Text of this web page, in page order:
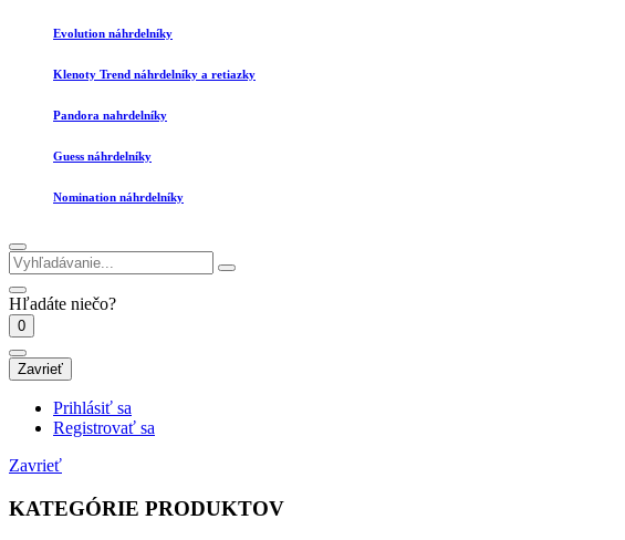
Evolution náhrdelníky
Klenoty Trend náhrdelníky a retiazky
Pandora nahrdelníky
Guess náhrdelníky
Nomination náhrdelníky
Hľadáte niečo?
0
Zavrieť
Prihlásiť sa
Registrovať sa
Zavrieť
KATEGÓRIE PRODUKTOV